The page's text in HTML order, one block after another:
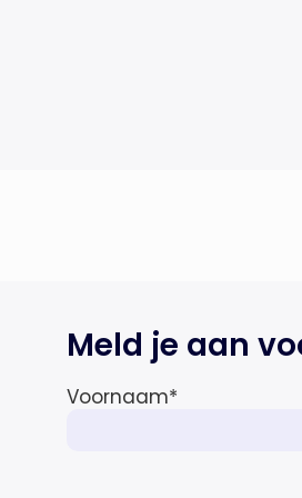
Meld je aan
Voornaam*